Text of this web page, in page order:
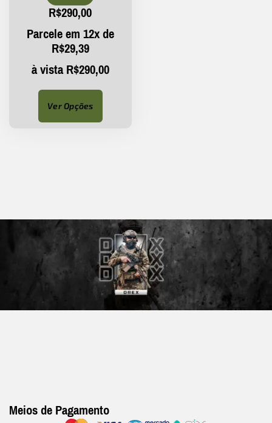
R$290,00
Parcele em 12x de
R$29,39
à vistaR$290,00
Ver Opções
Meios de Pagamento